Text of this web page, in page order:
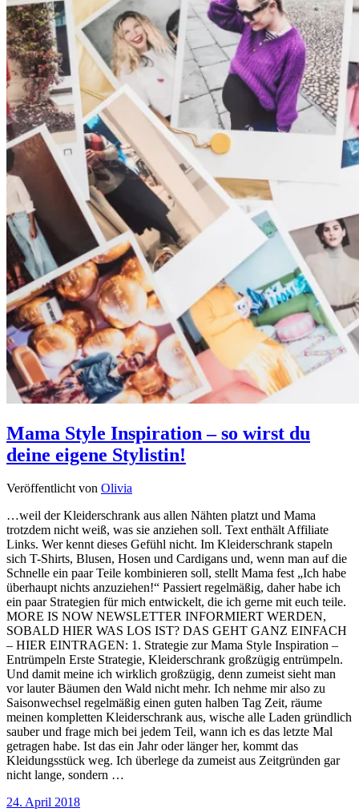
Mama Style Inspiration – so wirst du
deine eigene Stylistin!
Veröffentlicht von Olivia
…weil der Kleiderschrank aus allen Nähten platzt und Mama
trotzdem nicht weiß, was sie anziehen soll. Text enthält Affiliate
Links. Wer kennt dieses Gefühl nicht. Im Kleiderschrank stapeln
sich T-Shirts, Blusen, Hosen und Cardigans und, wenn man auf die
Schnelle ein paar Teile kombinieren soll, stellt Mama fest „Ich habe
überhaupt nichts anzuziehen!“ Passiert regelmäßig, daher habe ich
ein paar Strategien für mich entwickelt, die ich gerne mit euch teile.
MORE IS NOW NEWSLETTER INFORMIERT WERDEN,
SOBALD HIER WAS LOS IST? DAS GEHT GANZ EINFACH
– HIER EINTRAGEN: 1. Strategie zur Mama Style Inspiration –
Entrümpeln Erste Strategie, Kleiderschrank großzügig entrümpeln.
Und damit meine ich wirklich großzügig, denn zumeist sieht man
vor lauter Bäumen den Wald nicht mehr. Ich nehme mir also zu
Saisonwechsel regelmäßig einen guten halben Tag Zeit, räume
meinen kompletten Kleiderschrank aus, wische alle Laden gründlich
sauber und frage mich bei jedem Teil, wann ich es das letzte Mal
getragen habe. Ist das ein Jahr oder länger her, kommt das
Kleidungsstück weg. Ich überlege da zumeist aus Zeitgründen gar
nicht lange, sondern …
24. April 2018